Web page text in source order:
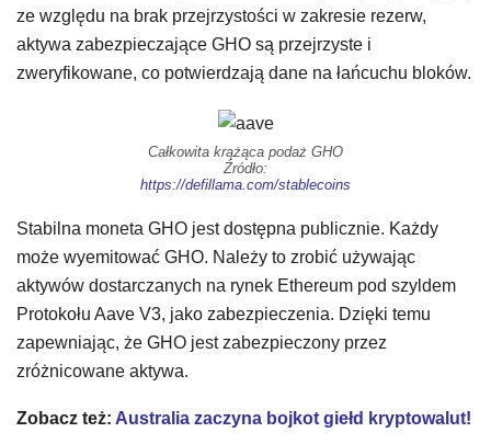
ze względu na brak przejrzystości w zakresie rezerw,
aktywa zabezpieczające GHO są przejrzyste i
zweryfikowane, co potwierdzają dane na łańcuchu bloków.
Całkowita krążąca podaż GHO
Źródło:
https://defillama.com/stablecoins
Stabilna moneta GHO jest dostępna publicznie. Każdy
może wyemitować GHO. Należy to zrobić używając
aktywów dostarczanych na rynek Ethereum pod szyldem
Protokołu Aave V3, jako zabezpieczenia. Dzięki temu
zapewniając, że GHO jest zabezpieczony przez
zróżnicowane aktywa.
Zobacz też: Australia zaczyna bojkot giełd kryptowalut!